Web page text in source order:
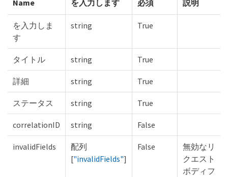
Name を入力します 必須 説明
を入力しま
す
string True
タイトル string True
詳細 string True
ステータス string True
correlationID string False
invalidFields
配列
["invalidFields"]
False
無効なリ
クエスト
ボディフ